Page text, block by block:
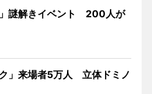
謎解きイベント 200人が
」来場者5万人 立体ドミノ